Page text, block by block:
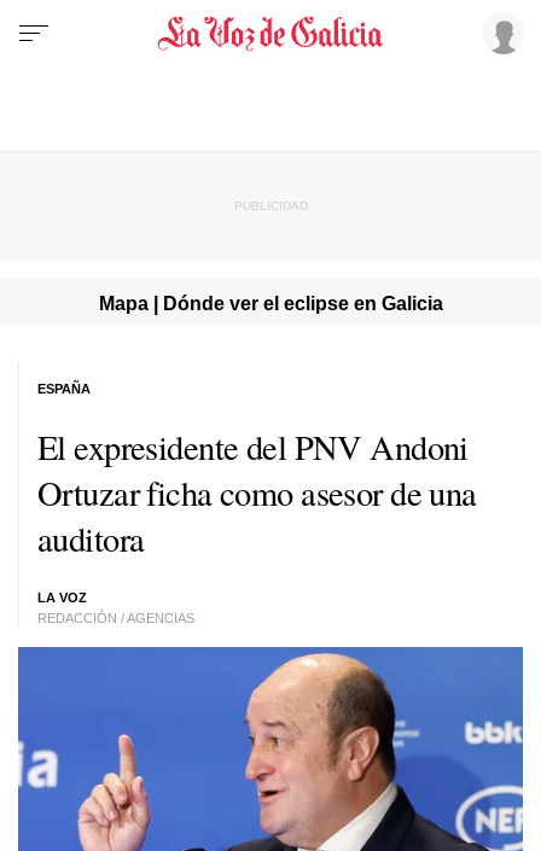
Mapa | Dónde ver el eclipse en Galicia
El expresidente del PNV Andoni
Ortuzar ficha como asesor de una
auditora
LA VOZ
REDACCIÓN / AGENCIAS
ESPAÑA